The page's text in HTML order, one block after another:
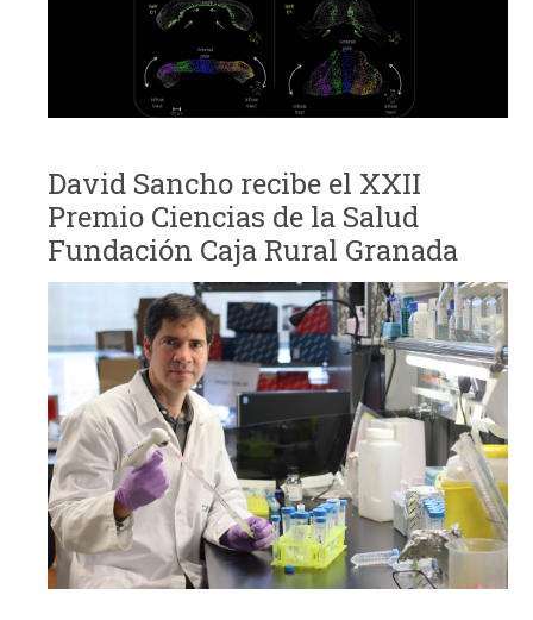
David Sancho recibe el XXII
Premio Ciencias de la Salud
Fundación Caja Rural Granada